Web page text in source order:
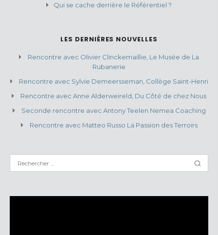
Qui se cache derrière le Référentiel ?
LES DERNIÈRES NOUVELLES
Rencontre avec Olivier Clinckemaillie, Le Musée de La
Rubanerie
Rencontre avec Sylvie Demeersseman, Collège Saint-Henri
Rencontre avec Anne Alderweireld, Du Côté de chez Nous
Seconde rencontre avec Antony Teelen Nemea Coaching
Rencontre avec Matteo Russo La Passion des Terroirs